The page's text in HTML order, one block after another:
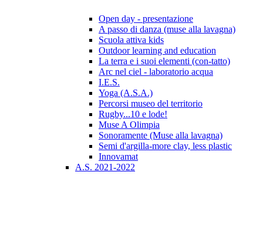
Open day - presentazione
A passo di danza (muse alla lavagna)
Scuola attiva kids
Outdoor learning and education
La terra e i suoi elementi (con-tatto)
Arc nel ciel - laboratorio acqua
I.E.S.
Yoga (A.S.A.)
Percorsi museo del territorio
Rugby...10 e lode!
Muse A Olimpia
Sonoramente (Muse alla lavagna)
Semi d'argilla-more clay, less plastic
Innovamat
A.S. 2021-2022